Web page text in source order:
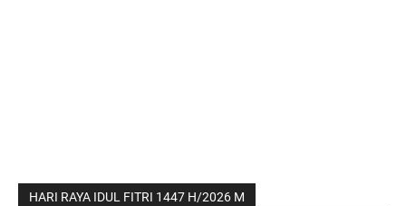
HARI RAYA IDUL FITRI 1447 H/2026 M